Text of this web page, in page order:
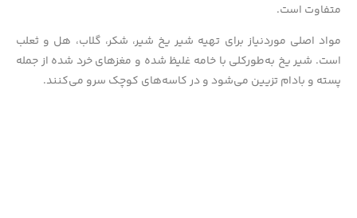
متفاوت است.
مواد اصلی موردنیاز برای تهیه شیر یخ شیر، شکر، گلاب، هل و ثعلب
است. شیر یخ به‌طورکلی با خامه غلیظ شده و مغزهای خرد شده از جمله
پسته و بادام تزیین می‌شود و در کاسه‌های کوچک سرو می‌کنند.